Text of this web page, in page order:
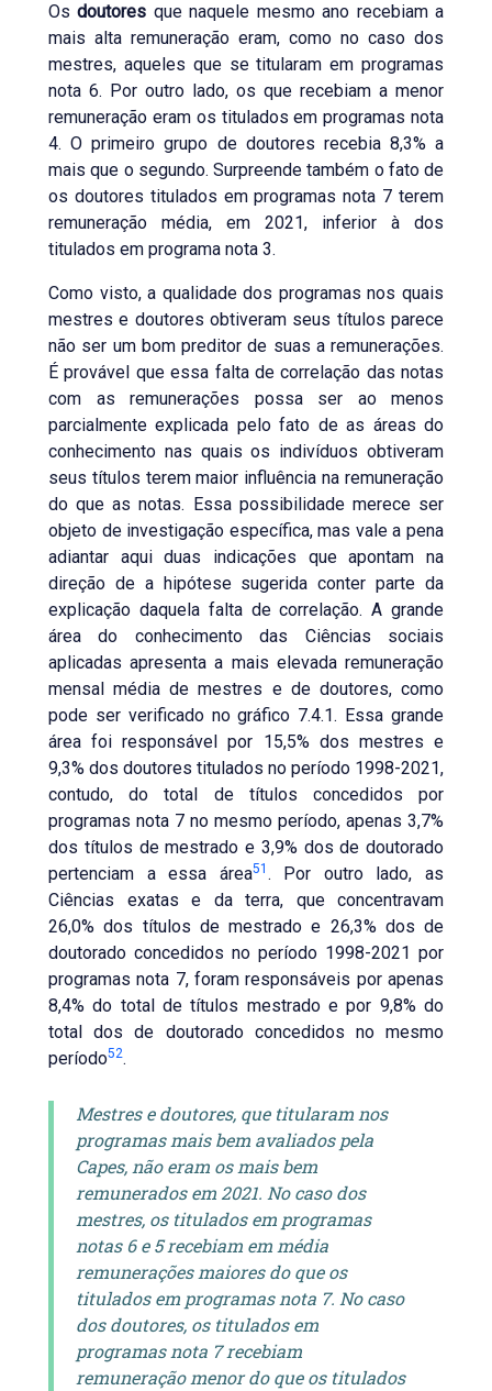
Osdoutores que naquele mesmo ano recebiam a
mais alta remuneração eram, como no caso dos
mestres, aqueles que se titularam em programas
nota 6. Por outro lado, os que recebiam a menor
remuneração eram os titulados em programas nota
4. O primeiro grupo de doutores recebia 8,3% a
mais que o segundo. Surpreende também o fato de
os doutores titulados em programas nota 7 terem
remuneração média, em 2021, inferior à dos
titulados em programa nota 3.
Como visto, a qualidade dos programas nos quais
mestres e doutores obtiveram seus títulos parece
não ser um bom preditor de suas a remunerações.
É provável que essa falta de correlação das notas
com as remunerações possa ser ao menos
parcialmente explicada pelo fato de as áreas do
conhecimento nas quais os indivíduos obtiveram
seus títulos terem maior influência na remuneração
do que as notas. Essa possibilidade merece ser
objeto de investigação específica, mas vale a pena
adiantar aqui duas indicações que apontam na
direção de a hipótese sugerida conter parte da
explicação daquela falta de correlação. A grande
área do conhecimento das Ciências sociais
aplicadas apresenta a mais elevada remuneração
mensal média de mestres e de doutores, como
pode ser verificado no gráfico 7.4.1. Essa grande
área foi responsável por 15,5% dos mestres e
9,3% dos doutores titulados no período 1998-2021,
contudo, do total de títulos concedidos por
programas nota 7 no mesmo período, apenas 3,7%
dos títulos de mestrado e 3,9% dos de doutorado
pertenciam a essa área51 . Por outro lado, as
Ciências exatas e da terra, que concentravam
26,0% dos títulos de mestrado e 26,3% dos de
doutorado concedidos no período 1998-2021 por
programas nota 7, foram responsáveis por apenas
8,4% do total de títulos mestrado e por 9,8% do
total dos de doutorado concedidos no mesmo
período52.
Mestres e doutores, que titularam nos
programas mais bem avaliados pela
Capes, não eram os mais bem
remunerados em 2021. No caso dos
mestres, os titulados em programas
notas 6 e 5 recebiam em média
remunerações maiores do que os
titulados em programas nota 7. No caso
dos doutores, os titulados em
programas nota 7 recebiam
remuneração menor do que os titulados